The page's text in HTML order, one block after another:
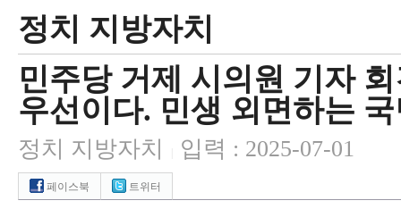
정치 지방자치
민주당 거제 시의원 기자
우선이다. 민생 외면하는
정치 지방자치 입력 : 2025-07-01
페이스북 트위터